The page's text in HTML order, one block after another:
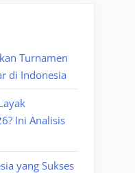
Turnamen
di Indonesia
Ini Analisis
yang Sukses